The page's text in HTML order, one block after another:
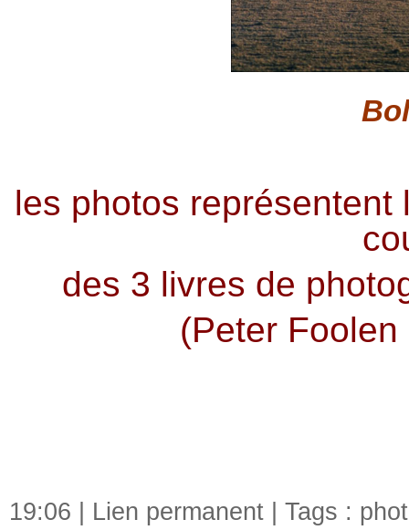
les photos représentent
des 3 livres de
(Peter
19:06 | Lien permanent | Tags :